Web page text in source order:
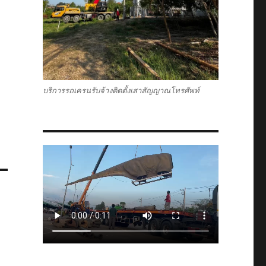
บริการรถเครนรับจ้างติดตั้งเสาสัญญาณโทรศัพท์